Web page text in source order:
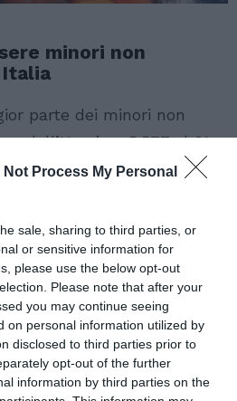
Not Process My Personal
sale, sharing to third parties, or
or sensitive information for
please use the below opt-out
Please note that after your
you may continue seeing
on personal information utilized by
disclosed to third parties prior to
opt-out of the further
information by third parties on the
minori non
Italia
parte dei minori non
dall’Ucraina: 5.577 al 31
egiziani (2.842), i tunisini
alla Lombardia, ne ospita
. “Una sproporzione rispetto
un territorio che rende
in carico adeguata”, ha
, direttore di Defence for
associazione che ha
rapporto nazionale